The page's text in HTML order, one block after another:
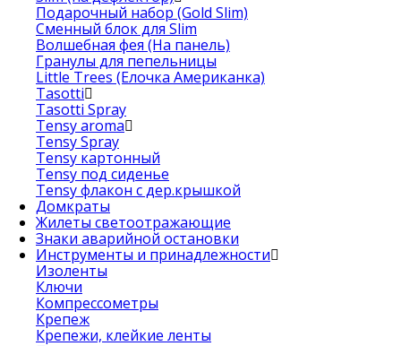
Подарочный набор (Gold Slim)
Сменный блок для Slim
Волшебная фея (На панель)
Гранулы для пепельницы
Little Trees (Елочка Американка)
Tasotti
Tasotti Spray
Tensy aroma
Tensy Spray
Tensy картонный
Tensy под сиденье
Tensy флакон с дер.крышкой
Домкраты
Жилеты светоотражающие
Знаки аварийной остановки
Инструменты и принадлежности
Изоленты
Ключи
Компрессометры
Крепеж
Крепежи, клейкие ленты